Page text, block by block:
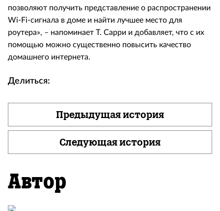
позволяют получить представление о распространении
Wi-Fi-сигнала в доме и найти лучшее место для
роутера», – напоминает Т. Сарри и добавляет, что с их
помощью можно существенно повысить качество
домашнего интернета.
Делиться:
Предыдущая история
Следующая история
Автор